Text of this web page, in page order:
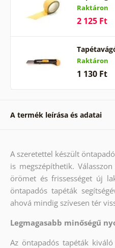
Raktáron
2 125 Ft
Raktáron
1 130 Ft
A termék leírása és adatai
A szeretettel készült
is megszépíthetik.
örömet és frissességet új
öntapadós tapéták
ahová mindig szívesen tér
Legmagasabb minőségű
Az öntapadós tapéták